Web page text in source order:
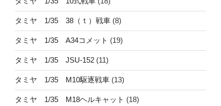
タミヤ 1/35 38（ｔ）戦車 (8)
タミヤ 1/35 A34コメット (19)
タミヤ 1/35 JSU-152 (11)
タミヤ 1/35 M10駆逐戦車 (13)
タミヤ 1/35 M18ヘルキャット (18)